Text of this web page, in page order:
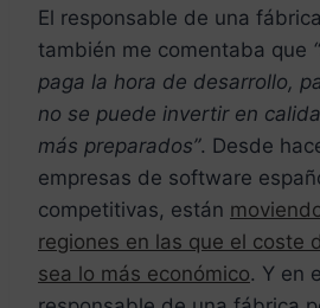
El responsable de una
también me comentaba que
paga la hora de desarrollo,
no se puede invertir en
más preparados”. Desde
empresas de software
competitivas, están
regiones en las que el coste
sea lo más económico. Y en